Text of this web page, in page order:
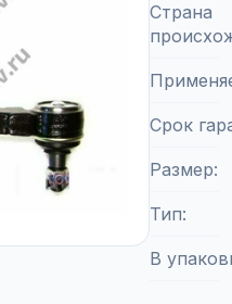
Страна
Срок
Размер
Тип
В